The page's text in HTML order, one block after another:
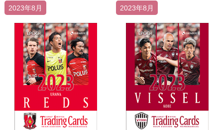
2023年8月 2023年8月